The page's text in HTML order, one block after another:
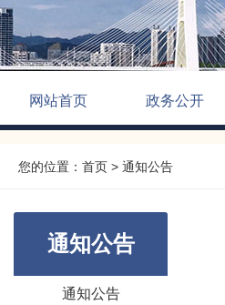
网站首页 政务公开
您的位置： 首页 > 通知公告
通知公告
通知公告